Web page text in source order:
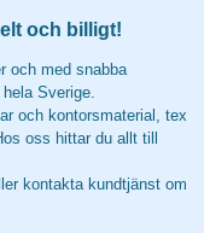
och billigt!
och med snabba
Sverige.
och kontorsmaterial, tex
oss hittar du allt till
kontakta kundtjänst om